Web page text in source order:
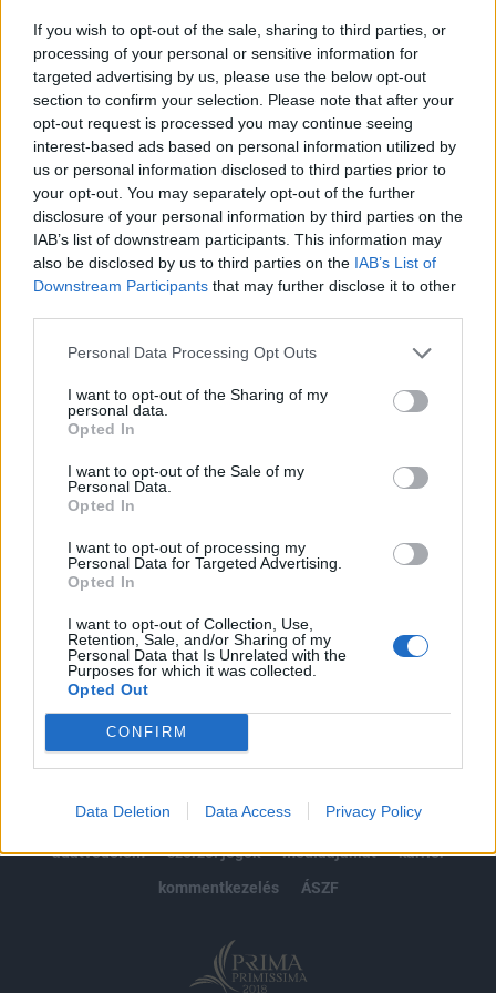
If you wish to opt-out of the sale, sharing to third parties, or
processing of your personal or sensitive information for
targeted advertising by us, please use the below opt-out
section to confirm your selection. Please note that after your
opt-out request is processed you may continue seeing
interest-based ads based on personal information utilized by
us or personal information disclosed to third parties prior to
your opt-out. You may separately opt-out of the further
disclosure of your personal information by third parties on the
IAB’s list of downstream participants. This information may
also be disclosed by us to third parties on the IAB’s List of
Downstream Participants that may further disclose it to other
Personal Data Processing Opt Outs
I want to opt-out of the Sharing of my
personal data.
Opted In
I want to opt-out of the Sale of my
Personal Data.
Opted In
I want to opt-out of processing my
Personal Data for Targeted Advertising.
Opted In
I want to opt-out of Collection, Use,
Retention, Sale, and/or Sharing of my
Personal Data that Is Unrelated with the
Purposes for which it was collected.
Opted Out
CONFIRM
Data Deletion Data Access Privacy Policy
Matolcsy György a Vállalkozók és Munkáltatók Országos
Szövetségének Gazdasági Fórumán beszélt a tervezett
SZJA tábláról, s hangsúlyozta, hogy a lépés nyomán felére
csökkenne a jelenlegi SZJA terhelés. Az SZJA tábla
megítélésénél azonban nem szabad megfeledkezni az
egyes kulcsokhoz tartozó jövedelmi sávokról sem, melyek
jelentősen módosítanak az effektív adóterhelésen....
KEDVES OLVASÓNK!
A keresett cikk a portfolio.hu hírarchívumához
tartozik, melynek olvasása előfizetéses
regisztrációhoz kötött.
Az előfizetés a következőket tartalmazza:
Portfolio.hu teljes cikkarchívum
Kötéslisták: BÉT elmúlt 2 év napon belüli
kötéslistái
impresszum
jogi nyilatkozat
süti beállítások
adatvédelem
szerzői jogok médiaajánlat
karrier
kommentkezelés
ÁSZF